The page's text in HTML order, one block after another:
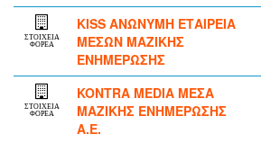
ΣΤΟΙΧΕΙΑ
ΦΟΡΕΑ
KISS ΑΝΩΝΥΜΗ ΕΤΑΙΡΕΙΑ
ΜΕΣΩΝ ΜΑΖΙΚΗΣ
ΕΝΗΜΕΡΩΣΗΣ
ΣΤΟΙΧΕΙΑ
ΦΟΡΕΑ
KONTRA MEDIA ΜΕΣΑ
ΜΑΖΙΚΗΣ ΕΝΗΜΕΡΩΣΗΣ
Α.Ε.